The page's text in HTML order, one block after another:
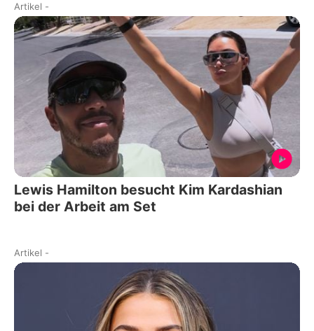
Artikel -
Lewis Hamilton besucht Kim Kardashian
bei der Arbeit am Set
Artikel -